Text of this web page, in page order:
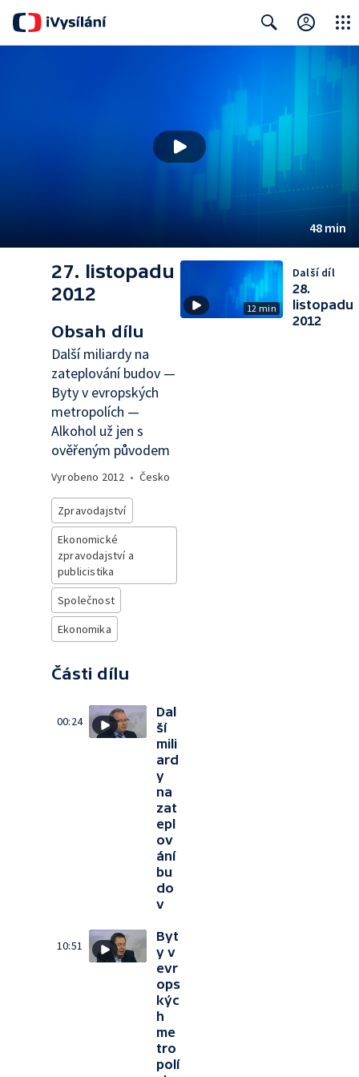
48 min
27. listopadu
2012
Obsah dílu
Další miliardy na
zateplování budov —
Byty v evropských
metropolích —
Alkohol už jen s
ověřeným původem
Vyrobeno 2012 • Česko
Zpravodajství
Ekonomické
zpravodajství a
publicistika
Společnost
Ekonomika
Části dílu
00:24
Dal
ší
mili
ard
y
na
zat
epl
ov
ání
bu
do
v
10:51
Byt
y v
evr
ops
kýc
h
me
tro
polí
12 min
Další díl
28.
listopadu
2012